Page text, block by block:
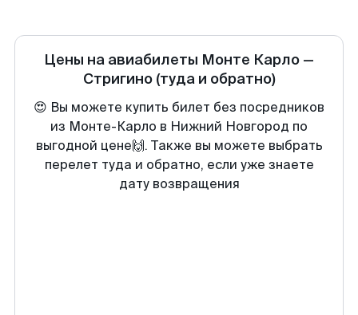
Цены на авиабилеты Монте Карло —
Стригино (туда и обратно)
😍 Вы можете купить билет без посредников
из Монте-Карло в Нижний Новгород по
выгодной цене🙌. Также вы можете выбрать
перелет туда и обратно, если уже знаете
дату возвращения